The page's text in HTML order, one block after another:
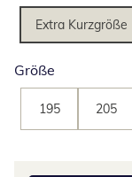
Extra Kurzgröße
Größe
195 205